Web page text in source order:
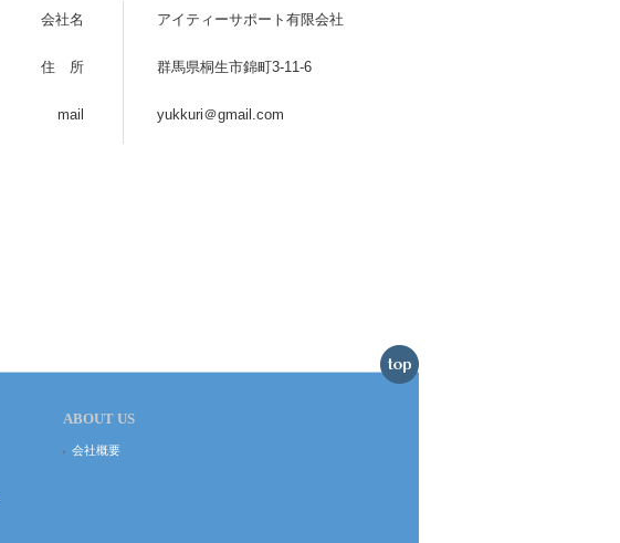
会社名 アイティーサポート有限会社
住 所 群馬県桐生市錦町3-11-6
mail yukkuri＠gmail.com
ABOUT US
会社概要